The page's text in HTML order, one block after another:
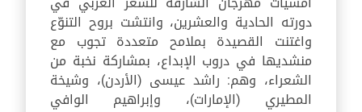
دورته الحادية والعشرين، وانتشت بروح التنوّع
واغتنت القصيدة بملامح متعددة تجوب مع
منشديها في دروب الإبداع، بمشاركة نخبة من
الشعراء، وهم: راشد عيسى (الأردن)، وشيخة
المطيري (الإمارات)، وإبراهيم الوافي